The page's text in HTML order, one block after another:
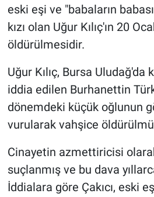
eski eşi ve "babaların
kızı olan Uğur Kılıç'ın 20
öldürülmesidir.
Uğur Kılıç, Bursa Uludağ'da
iddia edilen Burhanettin
dönemdeki küçük oğlunun
vurularak vahşice
Cinayetin azmettiricisi
suçlanmış ve bu dava
İddialara göre Çakıcı, eski